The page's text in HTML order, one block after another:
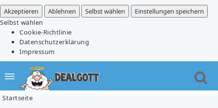
Akzeptieren
Ablehnen Selbst wählen
Einstellungen speichern
Selbst wählen
Cookie-Richtlinie
Datenschutzerklärung
Impressum
Startseite